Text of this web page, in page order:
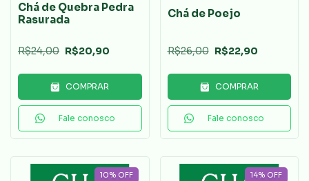
Chá de Quebra Pedra
Rasurada
R$24,00 R$20,90
COMPRAR
Fale conosco
Chá de Poejo
R$26,00 R$22,90
COMPRAR
Fale conosco
10% OFF 14% OFF